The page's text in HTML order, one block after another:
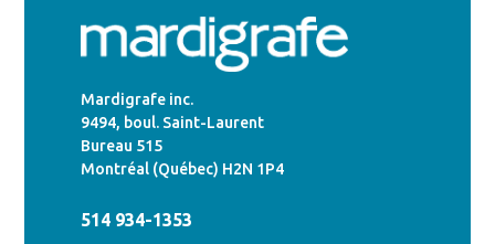
Mardigrafe inc.
9494, boul. Saint-Laurent
Bureau 515
Montréal (Québec) H2N 1P4
514 934-1353